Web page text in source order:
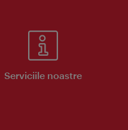
Serviciile noastre